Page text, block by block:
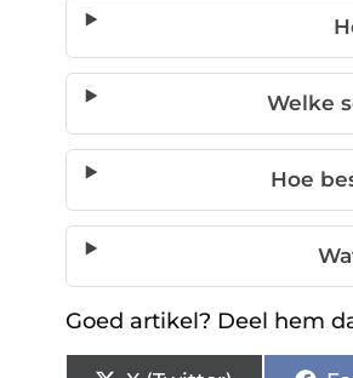
Welke
Hoe
Goed artikel? Deel hem